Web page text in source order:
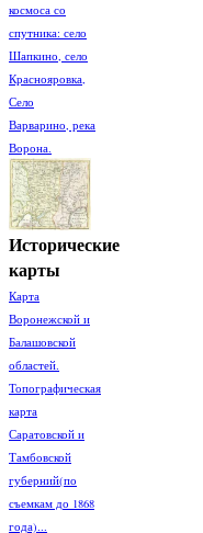
космоса со
спутника: село
Шапкино, село
Краснояровка,
Село
Варварино, река
Ворона.
Исторические
карты
Карта
Воронежской и
Балашовской
областей.
Топографическая
карта
Саратовской и
Тамбовской
губерний(по
съемкам до 1868
года)...